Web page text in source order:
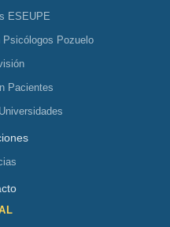
ESEUPE
Pozuelo
Pacientes